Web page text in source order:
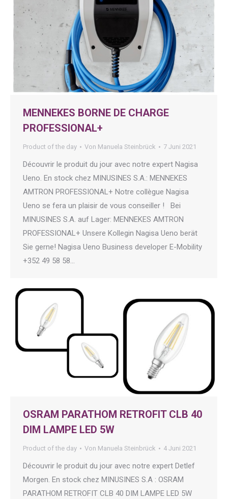
MENNEKES BORNE DE CHARGE
PROFESSIONAL+
Product of the day Von Manuela Steinbrück 7 Juni 2021
Découvrir le produit du jour avec notre expert Nagisa
Ueno. En stock chez MINUSINES S.A.: MENNEKES
AMTRON PROFESSIONAL+ Notre collègue Nagisa
Ueno se fera un plaisir de vous conseiller ! Bei
MINUSINES S.A. auf Lager: MENNEKES AMTRON
PROFESSIONAL+ Unsere Kollegin Nagisa Ueno berät
Sie gerne! Nagisa Ueno Business developer E-Mobility
+352 49 58 58…
OSRAM PARATHOM RETROFIT CLB 40
DIM LAMPE LED 5W
Product of the day Von Manuela Steinbrück 4 Juni 2021
Découvrir le produit du jour avec notre expert Detlef
Morgen. En stock chez MINUSINES S.A : OSRAM
PARATHOM RETROFIT CLB 40 DIM LAMPE LED 5W